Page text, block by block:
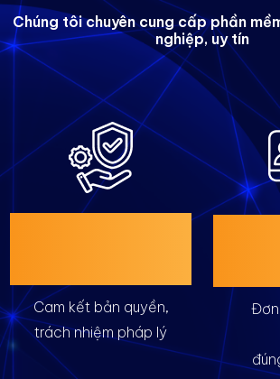
Chúng tôi chuyên cung cấp phần
nghiệp, uy tín
Cam kết bản quyền,
trách nhiệm pháp lý